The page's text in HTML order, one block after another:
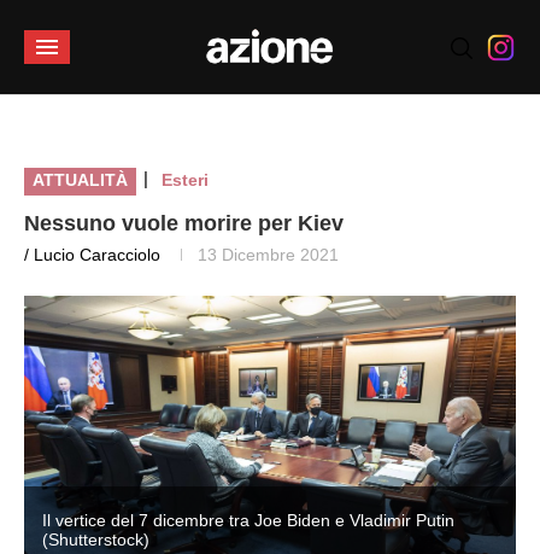
ATTUALITÀ | Esteri
Nessuno vuole morire per Kiev
/ Lucio Caracciolo 13 Dicembre 2021
Il vertice del 7 dicembre tra Joe Biden e Vladimir Putin
(Shutterstock)